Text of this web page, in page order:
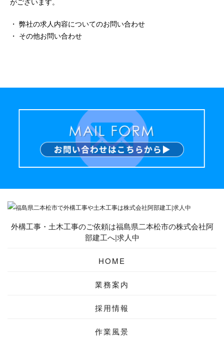
・ 弊社の求人内容についてのお問い合わせ
・ その他お問い合わせ
外構工事・土木工事のご依頼は福島県二本松市の株式会社阿
部建工へ|求人中
HOME
業務案内
採用情報
作業風景